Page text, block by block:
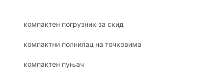
компактен погрузник за скид
компактни полнилац на точковима
компактен пуњач